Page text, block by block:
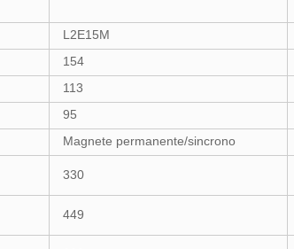
L2E15M
154
113
95
Magnete permanente/sincrono
330
449